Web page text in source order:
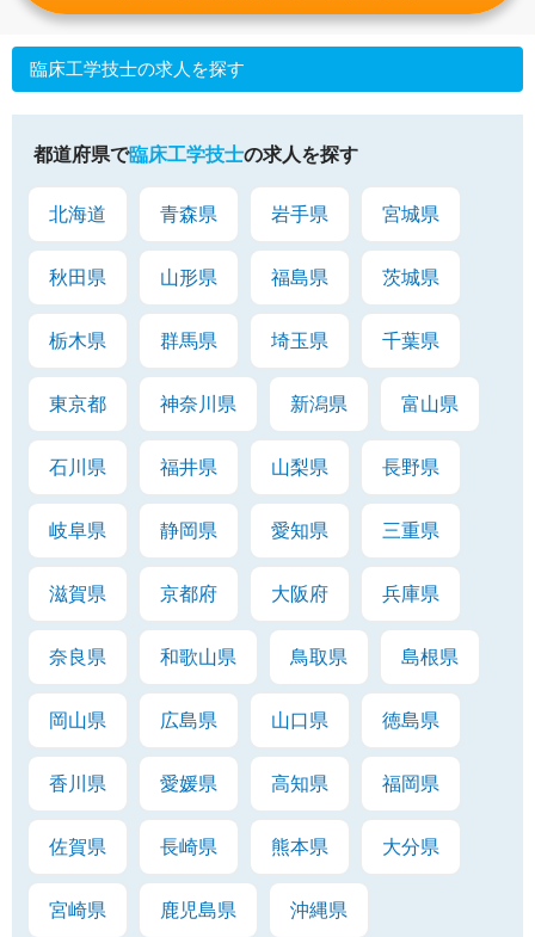
臨床工学技士の求人を探す
都道府県で臨床工学技士の求人を探す
北海道 青森県 岩手県 宮城県
秋田県 山形県 福島県 茨城県
栃木県 群馬県 埼玉県 千葉県
東京都 神奈川県 新潟県 富山県
石川県 福井県 山梨県 長野県
岐阜県 静岡県 愛知県 三重県
滋賀県 京都府 大阪府 兵庫県
奈良県 和歌山県 鳥取県 島根県
岡山県 広島県 山口県 徳島県
香川県 愛媛県 高知県 福岡県
佐賀県 長崎県 熊本県 大分県
宮崎県 鹿児島県 沖縄県